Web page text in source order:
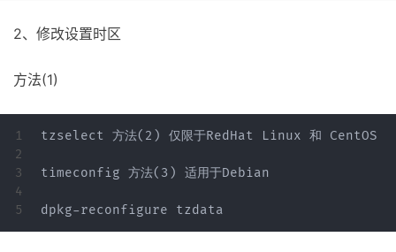
2、修改设置时区
方法(1)
1
2
3
4
tzselect 方法(2) 仅限于RedHat Linux 和 CentOS
timeconfig 方法(3) 适用于Debian